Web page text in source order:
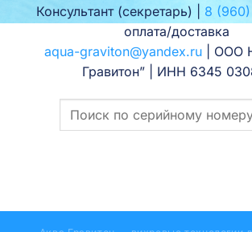
Консультант (секретарь) | 8 (960)
оплата/доставка
aqua-graviton@yandex.ru | ООО
Гравитон” | ИНН 6345